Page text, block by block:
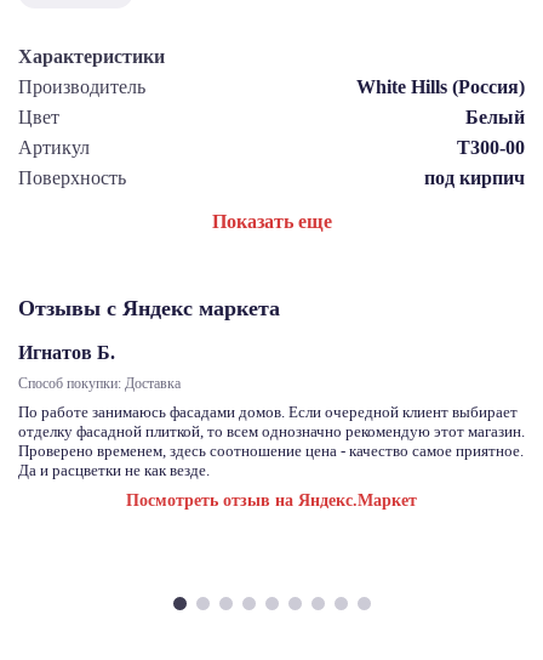
Характеристики
Производитель
White Hills (Россия)
Цвет
Белый
Артикул
Т300-00
Поверхность
под кирпич
Показать еще
Отзывы с Яндекс маркета
Игнатов Б.
Способ покупки: Доставка
По работе занимаюсь фасадами домов. Если очередной клиент выбирает
отделку фасадной плиткой, то всем однозначно рекомендую этот магазин.
Проверено временем, здесь соотношение цена - качество самое приятное.
Да и расцветки не как везде.
Посмотреть отзыв на Яндекс.Маркет